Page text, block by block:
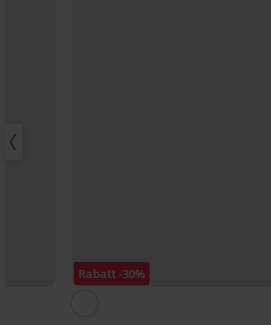
Rabatt -30%